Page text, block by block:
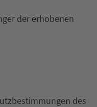
der erhobenen
des